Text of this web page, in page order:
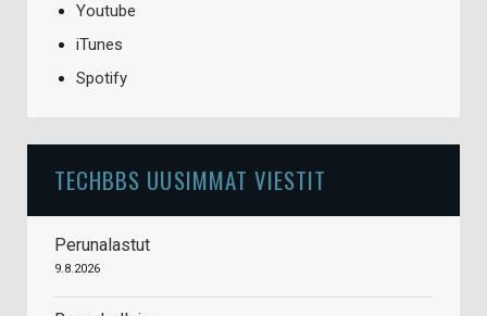
Youtube
iTunes
Spotify
TECHBBS UUSIMMAT VIESTIT
Perunalastut
9.8.2026